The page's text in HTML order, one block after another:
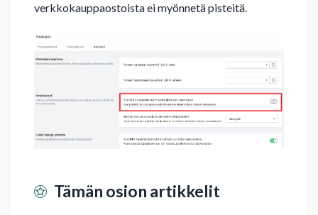
verkkokauppaostoista ei myönnetä pisteitä.
Tämän osion artikkelit